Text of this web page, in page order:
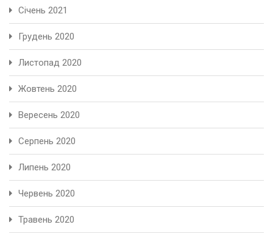
Січень 2021
Грудень 2020
Листопад 2020
Жовтень 2020
Вересень 2020
Серпень 2020
Липень 2020
Червень 2020
Травень 2020